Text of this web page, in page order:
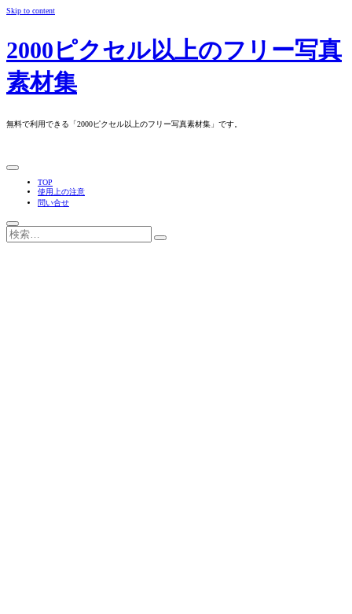
Skip to content
2000ピクセル以上のフリー写真
素材集
無料で利用できる「2000ピクセル以上のフリー写真素材集」です。
TOP
使用上の注意
問い合せ